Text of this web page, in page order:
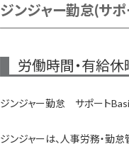
ジンジャー勤怠(サ
労働時間・有給
ジンジャー勤怠 サポート
ジンジャーは、人事労務・勤怠